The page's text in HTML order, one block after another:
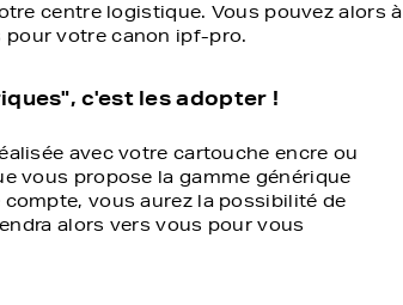
centre logistique. Vous pouvez alors à
votre canon ipf-pro.
c'est les adopter !
avec votre cartouche encre ou
vous propose la gamme générique
vous aurez la possibilité de
alors vers vous pour vous